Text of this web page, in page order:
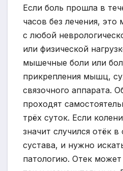
Если боль прошла в
часов без лечения, это
с любой
или физической
мышечные боли или
прикрепления мышц,
связочного аппарата.
проходят
трёх суток. Если
значит случился отёк в
сустава, и нужно
патологию. Отек